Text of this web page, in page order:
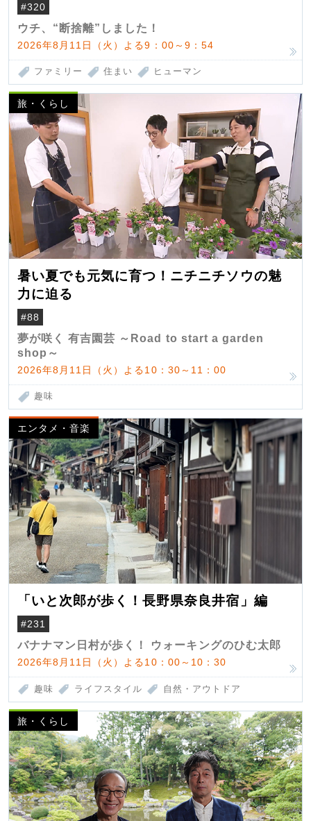
#320
ウチ、“断捨離”しました！
2026年8月11日（火）よる9：00～9：54
ファミリー 住まい ヒューマン
旅・くらし
暑い夏でも元気に育つ！ニチニチソウの魅
力に迫る
#88
夢が咲く 有吉園芸 ～Road to start a garden
shop～
2026年8月11日（火）よる10：30～11：00
趣味
エンタメ・音楽
「いと次郎が歩く！長野県奈良井宿」編
#231
バナナマン日村が歩く！ ウォーキングのひむ太郎
2026年8月11日（火）よる10：00～10：30
趣味 ライフスタイル 自然・アウトドア
旅・くらし